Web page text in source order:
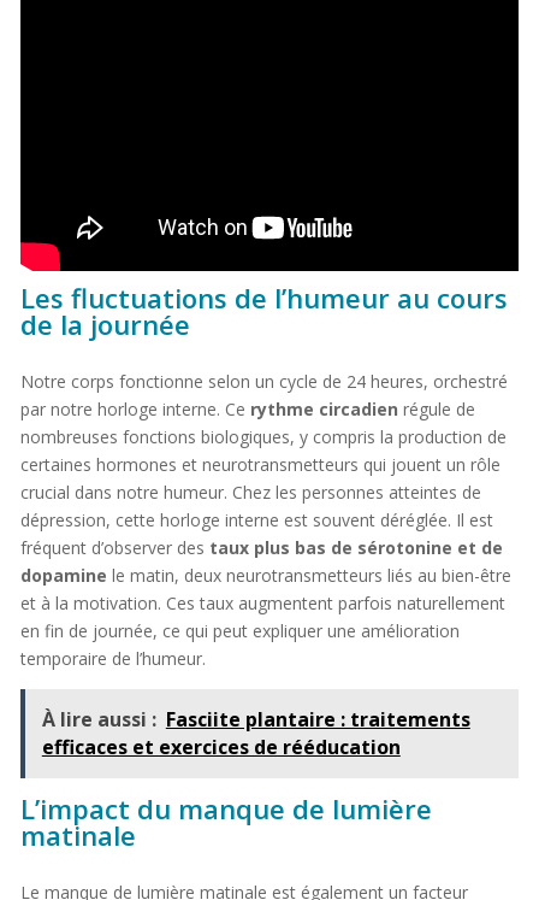
Les fluctuations de l’humeur au cours
de la journée
Notre corps fonctionne selon un cycle de 24 heures, orchestré
par notre horloge interne. Ce rythme circadien régule de
nombreuses fonctions biologiques, y compris la production de
certaines hormones et neurotransmetteurs qui jouent un rôle
crucial dans notre humeur. Chez les personnes atteintes de
dépression, cette horloge interne est souvent déréglée. Il est
fréquent d’observer des taux plus bas de sérotonine et de
dopamine le matin, deux neurotransmetteurs liés au bien-être
et à la motivation. Ces taux augmentent parfois naturellement
en fin de journée, ce qui peut expliquer une amélioration
temporaire de l’humeur.
À lire aussi : Fasciite plantaire : traitements
efficaces et exercices de rééducation
L’impact du manque de lumière
matinale
Le manque de lumière matinale est également un facteur